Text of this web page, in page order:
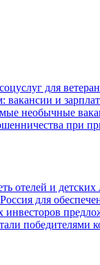
для
вакансии и
необычные
при
отелей и
для
победителями